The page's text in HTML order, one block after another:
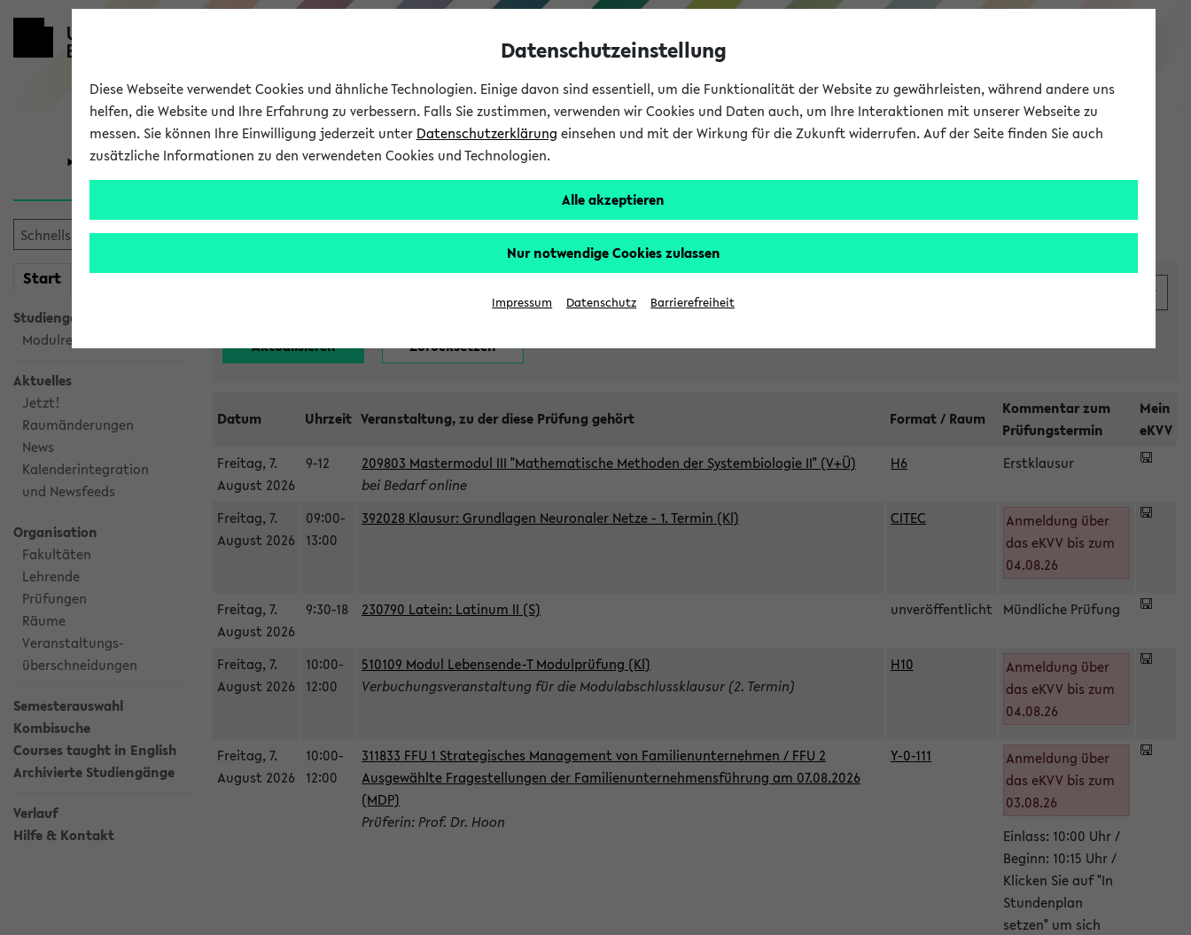
eKVV
Universität Forschung Studium
Start meineKVV
Studiengangsauswahl
Modulrecherche
Aktuelles
Jetzt!
Raumänderungen
News
Kalenderintegration
und Newsfeeds
Organisation
Fakultäten
Lehrende
Prüfungen
Räume
Veranstaltungs-
überschneidungen
Semesterauswahl
Kombisuche
Courses taught in English
Archivierte Studiengänge
Verlauf
Hilfe & Kontakt
Alle noch stattfindenden Prüfungen
Datum Uhrzeit Veranstaltung, zu der diese Prüfung gehört Format / Raum
Kommentar zum
Prüfungstermin
Mein
eKVV
Freitag, 7.
August 2026
9-12
209803 Mastermodul III "Mathematische Methoden der Systembiologie II" (V+Ü)
bei Bedarf online
H6 Erstklausur
Freitag, 7.
August 2026
09:00-
13:00
392028 Klausur: Grundlagen Neuronaler Netze - 1. Termin (Kl) CITEC
Anmeldung über
das eKVV bis zum
04.08.26
Freitag, 7.
August 2026
9:30-18 230790 Latein: Latinum II (S) unveröffentlicht Mündliche Prüfung
Freitag, 7.
August 2026
10:00-
12:00
510109 Modul Lebensende-T Modulprüfung (Kl)
Verbuchungsveranstaltung für die Modulabschlussklausur (2. Termin)
H10
Anmeldung über
das eKVV bis zum
04.08.26
Freitag, 7.
August 2026
10:00-
12:00
311833 FFU 1 Strategisches Management von Familienunternehmen / FFU 2
Ausgewählte Fragestellungen der Familienunternehmensführung am 07.08.2026
(MDP)
Prüferin: Prof. Dr. Hoon
Y-0-111
Anmeldung über
das eKVV bis zum
03.08.26
Einlass: 10:00 Uhr /
Beginn: 10:15 Uhr /
Klicken Sie auf "In
Stundenplan
setzen" um sich
Datenschutzeinstellung
Diese Webseite verwendet Cookies und ähnliche Technologien. Einige davon sind essentiell, um die Funktionalität der Website zu gewährleisten, während andere uns
helfen, die Website und Ihre Erfahrung zu verbessern. Falls Sie zustimmen, verwenden wir Cookies und Daten auch, um Ihre Interaktionen mit unserer Webseite zu
messen. Sie können Ihre Einwilligung jederzeit unter Datenschutzerklärung einsehen und mit der Wirkung für die Zukunft widerrufen. Auf der Seite finden Sie auch
zusätzliche Informationen zu den verwendeten Cookies und Technologien.
Alle akzeptieren
Nur notwendige Cookies zulassen
Impressum Datenschutz Barrierefreiheit